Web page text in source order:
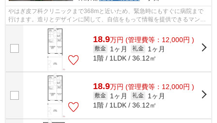
やはぎ皮フ科クリニックまで368mと近いため、緊急時にもすぐに病院まで
行けます。造りとデザインに関して、自信をもって情報を提供できるマンシ
ョンです。風通しの良いマンションは利...
18.9万円 (管理費等：12,000円 )
敷金 1ヶ月 礼金
1ヶ月
1階 / 1LDK / 36.12㎡
18.9万円 (管理費等：12,000円 )
敷金 1ヶ月 礼金
1ヶ月
1階 / 1LDK / 36.12㎡